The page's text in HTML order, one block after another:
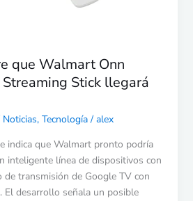
que Walmart Onn
Stick llegará
Noticias, Tecnología/ alex
indica que Walmart pronto podría
inteligente línea de dispositivos con
transmisión de Google TV con
El desarrollo señala un posible